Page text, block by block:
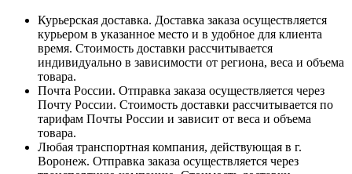
Курьерская доставка. Доставка заказа осуществляется
курьером в указанное место и в удобное для клиента
время. Стоимость доставки рассчитывается
индивидуально в зависимости от региона, веса и объема
товара.
Почта России. Отправка заказа осуществляется через
Почту России. Стоимость доставки рассчитывается по
тарифам Почты России и зависит от веса и объема
товара.
Любая транспортная компания, действующая в г.
Воронеж. Отправка заказа осуществляется через